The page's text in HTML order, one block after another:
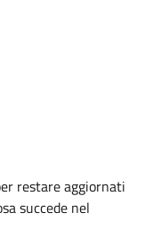
restare aggiornati
succede nel